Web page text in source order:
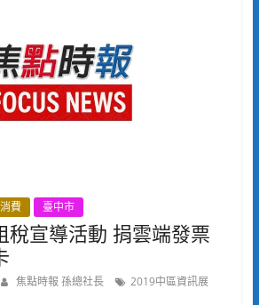
費 臺中市
稅宣導活動 捐雲端發票
焦點時報 孫總社長 2019中區資訊展